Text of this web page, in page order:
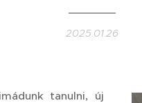
2025.01.26
tanulni, új